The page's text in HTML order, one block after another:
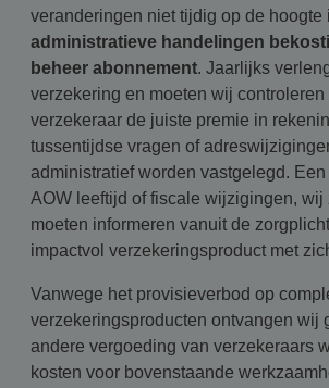
veranderingen niet tijdig op de hoogte
administratieve handelingen
beheer abonnement. Jaarlijks
verzekering en moeten wij controleren
verzekeraar de juiste premie in
tussentijdse vragen of
administratief worden vastgelegd.
AOW leeftijd of fiscale wijzigingen, wij
moeten informeren vanuit de
impactvol verzekeringsproduct met
Vanwege het provisieverbod op
verzekeringsproducten ontvangen wij
andere vergoeding van verzekeraars
kosten voor bovenstaande